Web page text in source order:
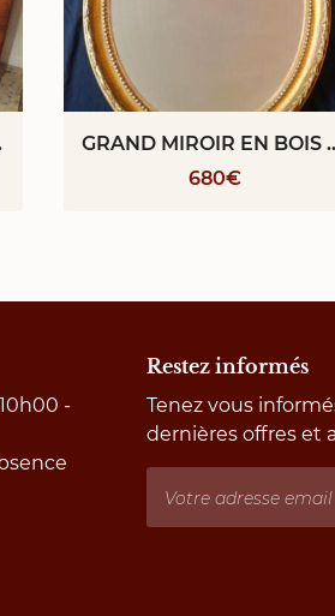
GRAND MIROIR
680€
-
Restez informés
Tenez vous
dernières offres et